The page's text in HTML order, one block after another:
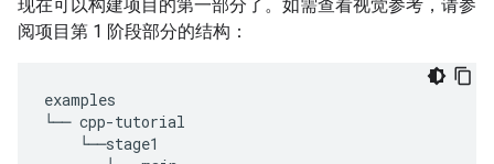
现在可以构建项目的第一部分了。如需查看视觉参考，请参
阅项目第 1 阶段部分的结构：
examples
└── cpp-tutorial
    └──stage1